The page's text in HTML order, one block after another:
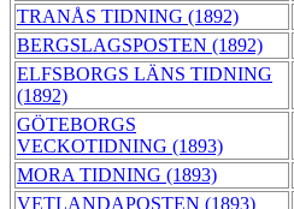
TRANÅS TIDNING (1892)
BERGSLAGSPOSTEN (1892)
ELFSBORGS LÄNS TIDNING
(1892)
GÖTEBORGS
VECKOTIDNING (1893)
MORA TIDNING (1893)
VETLANDAPOSTEN (1893)